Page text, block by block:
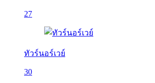
27
ทัวร์นอร์เวย์
30